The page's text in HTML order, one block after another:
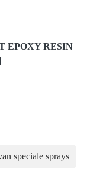
EPOXY RESIN
speciale sprays